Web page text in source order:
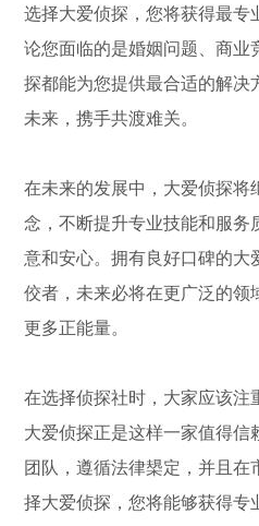
选择大爱侦探，您将获得最专
论您面临的是婚姻问题、商业
探都能为您提供最合适的解决
未来，携手共渡难关。
在未来的发展中，大爱侦探将
念，不断提升专业技能和服务
意和安心。拥有良好口碑的大
佼者，未来必将在更广泛的领
更多正能量。
在选择侦探社时，大家应该注
大爱侦探正是这样一家值得信
团队，遵循法律槼定，并且
择大爱侦探，您将能够获得专